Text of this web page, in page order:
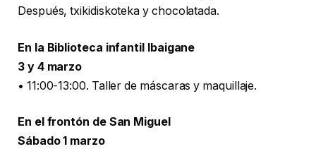
Después, txikidiskoteka y chocolatada.
En la Biblioteca infantil Ibaigane
3 y 4 marzo
• 11:00-13:00. Taller de máscaras y maquillaje.
En el frontón de San Miguel
Sábado 1 marzo